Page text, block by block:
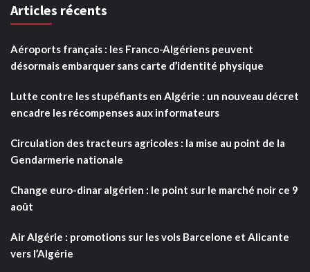
Articles récents
Aéroports français : les Franco-Algériens peuvent
désormais embarquer sans carte d’identité physique
Lutte contre les stupéfiants en Algérie : un nouveau décret
encadre les récompenses aux informateurs
Circulation des tracteurs agricoles : la mise au point de la
Gendarmerie nationale
Change euro-dinar algérien : le point sur le marché noir ce 9
août
Air Algérie : promotions sur les vols Barcelone et Alicante
vers l’Algérie